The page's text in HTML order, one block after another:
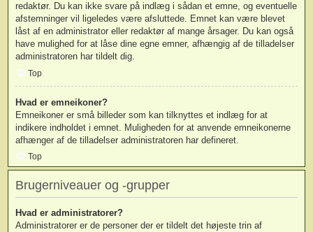
redaktør. Du kan ikke svare på indlæg i sådan et emne, og eventuelle
afstemninger vil ligeledes være afsluttede. Emnet kan være blevet
låst af en administrator eller redaktør af mange årsager. Du kan også
have mulighed for at låse dine egne emner, afhængig af de tilladelser
administratoren har tildelt dig.
Top
Hvad er emneikoner?
Emneikoner er små billeder som kan tilknyttes et indlæg for at
indikere indholdet i emnet. Muligheden for at anvende emneikonerne
afhænger af de tilladelser administratoren har defineret.
Top
Brugerniveauer og -grupper
Hvad er administratorer?
Administratorer er de personer der er tildelt det højeste trin af